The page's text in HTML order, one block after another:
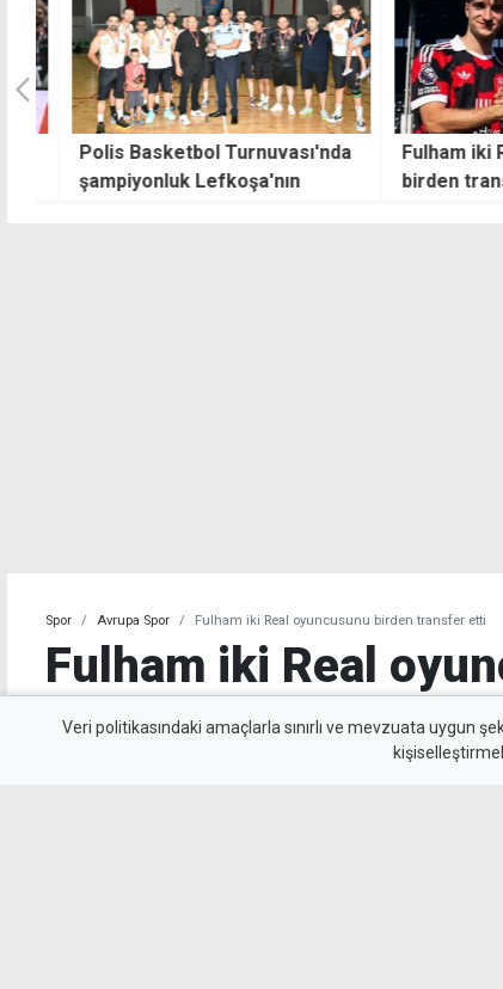
Polis Basketbol Turnuvası'nda
şampiyonluk Lefkoşa'nın
Fulham iki
birden
Spor Avrupa Spor Fulham iki Real oyuncusunu birden transfer etti
Fulham iki Real
transfer etti
Veri politikasındaki amaçlarla sınırlı ve mevzuata uygun